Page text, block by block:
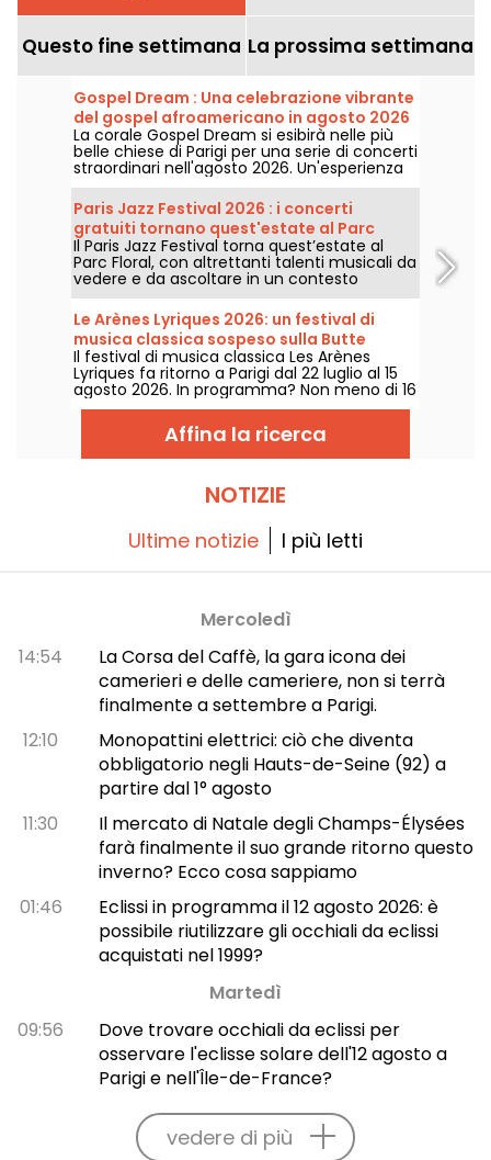
Questo fine settimana La prossima settimana
Gospel Dream : Una celebrazione vibrante
del gospel afroamericano in agosto 2026
a Parigi
La corale Gospel Dream si esibirà nelle più
belle chiese di Parigi per una serie di concerti
straordinari nell'agosto 2026. Un'esperienza
musicale unica che celebra la speranza,
l'unità e la resilienza attraverso i canti
autentici della Chiesa afroamericana.
Paris Jazz Festival 2026 : i concerti
gratuiti tornano quest'estate al Parc
Floral, ecco il programma
Il Paris Jazz Festival torna quest’estate al
Parc Floral, con altrettanti talenti musicali da
vedere e da ascoltare in un contesto
bucolico. Ecco il programma dei concerti
gratuiti da scoprire dal 24 giugno al 6
settembre 2026!
Le Arènes Lyriques 2026: un festival di
musica classica sospeso sulla Butte
Montmartre
Il festival di musica classica Les Arènes
Lyriques fa ritorno a Parigi dal 22 luglio al 15
agosto 2026. In programma? Non meno di 16
concerti organizzati nelle Arènes di
Montmartre, una cornice idilliaca per
ascoltare i grandi classici.
Affina la ricerca
NOTIZIE
Ultime notizie I più letti
Mercoledì
14:54
La Corsa del Caffè, la gara icona dei
camerieri e delle cameriere, non si terrà
finalmente a settembre a Parigi.
12:10
Monopattini elettrici: ciò che diventa
obbligatorio negli Hauts-de-Seine (92) a
partire dal 1° agosto
11:30
Il mercato di Natale degli Champs-Élysées
farà finalmente il suo grande ritorno questo
inverno? Ecco cosa sappiamo
01:46
Eclissi in programma il 12 agosto 2026: è
possibile riutilizzare gli occhiali da eclissi
acquistati nel 1999?
Martedì
09:56
Dove trovare occhiali da eclissi per
osservare l'eclisse solare dell'12 agosto a
Parigi e nell'Île-de-France?
vedere di più